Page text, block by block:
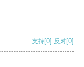
支持[0] 反对[0]